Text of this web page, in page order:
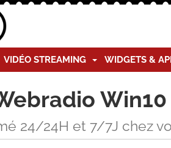
VIDÉO STREAMING WIDGETS &
24/24H et 7/7J chez